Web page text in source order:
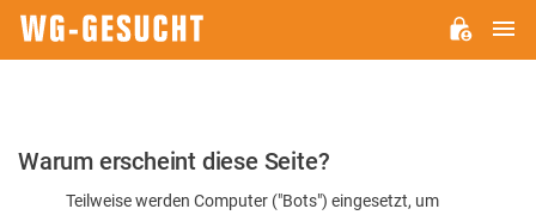
Bitte
Warum erscheint diese Seite?
Teilweise werden Computer ("Bots") eingesetzt, um